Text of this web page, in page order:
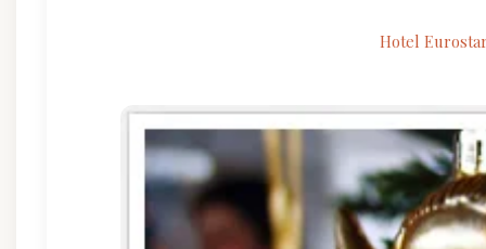
Hotel